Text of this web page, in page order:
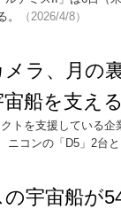
（2026/4/8）
メラ、月の
船を支え
トを支援している
コンの「D5」2台と
の宇宙船が